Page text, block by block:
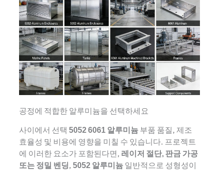
공정에 적합한 알루미늄을 선택하세요
사이에서 선택 50526061 알루미늄부품 품질, 제조
효율성 및 비용에 영향을 미칠 수 있습니다. 프로젝트
에 이러한 요소가 포함된다면, 레이저 절단, 판금 가공
또는 정밀 벤딩, 5052 알루미늄일반적으로 성형성이